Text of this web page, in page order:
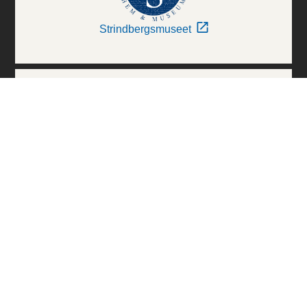
Strindbergsmuseet